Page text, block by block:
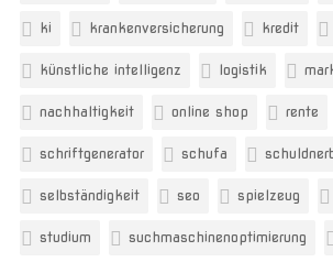
ki krankenversicherung kredit
künstliche intelligenz logistik
nachhaltigkeit online shop rente
schriftgenerator schufa
selbständigkeit seo spielzeug
studium suchmaschinenoptimierung